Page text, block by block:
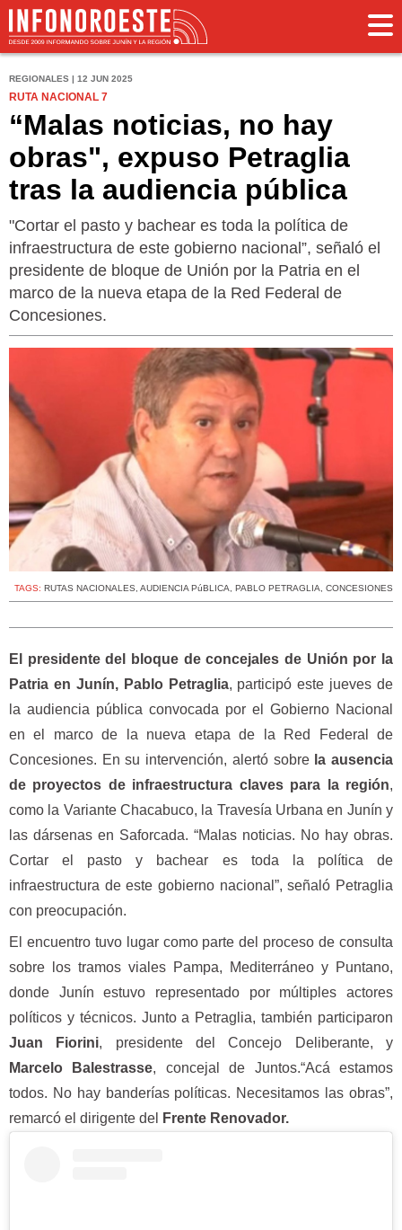
REGIONALES | 12 JUN 2025
RUTA NACIONAL 7
“Malas noticias, no hay
obras", expuso Petraglia
tras la audiencia pública
"Cortar el pasto y bachear es toda la política de
infraestructura de este gobierno nacional”, señaló el
presidente de bloque de Unión por la Patria en el
marco de la nueva etapa de la Red Federal de
Concesiones.
TAGS: RUTAS NACIONALES, AUDIENCIA PúBLICA, PABLO PETRAGLIA, CONCESIONES
El presidente del bloque de concejales de Unión por la
Patria en Junín, Pablo Petraglia, participó este jueves de
la audiencia pública convocada por el Gobierno Nacional
en el marco de la nueva etapa de la Red Federal de
Concesiones. En su intervención, alertó sobre la ausencia
de proyectos de infraestructura claves para la región,
como la Variante Chacabuco, la Travesía Urbana en Junín y
las dársenas en Saforcada. “Malas noticias. No hay obras.
Cortar el pasto y bachear es toda la política de
infraestructura de este gobierno nacional”, señaló Petraglia
con preocupación.
El encuentro tuvo lugar como parte del proceso de consulta
sobre los tramos viales Pampa, Mediterráneo y Puntano,
donde Junín estuvo representado por múltiples actores
políticos y técnicos. Junto a Petraglia, también participaron
Juan Fiorini, presidente del Concejo Deliberante, y
Marcelo Balestrasse, concejal de Juntos.“Acá estamos
todos. No hay banderías políticas. Necesitamos las obras”,
remarcó el dirigente del
Frente Renovador.